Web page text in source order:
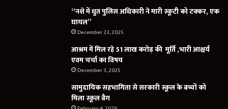
“नशे में धुत पुलिस अधिकारी ने मारी स्कूटी को टक्कर, एक
घायल”
December 23, 2025
आश्रम में मिल रहे 51 लाख करोड़ की मूर्ति ,भारी आश्चर्य
एवम चर्चा का विषय
December 3, 2025
सामुदायिक सहभागिता से सरकारी स्कूल के बच्चों को
मिला स्कूल बैग